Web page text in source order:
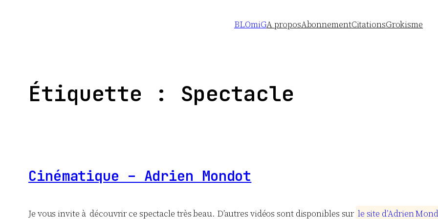
BLOmiGA proposAbonnementCitationsGrokisme
Étiquette : Spectacle
Cinématique – Adrien Mondot
Je vous invite à découvrir ce spectacle très beau. D’autres vidéos sont disponibles sur le site d’AdrienMond